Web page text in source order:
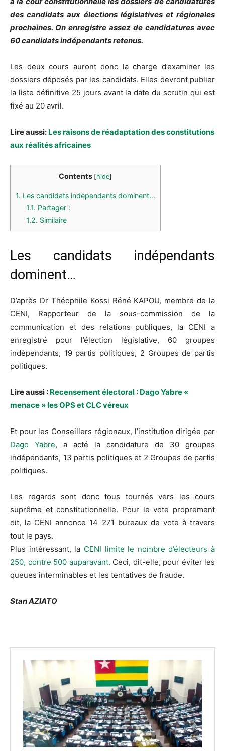
des candidats aux élections législatives et régionales
prochaines. On enregistre assez de candidatures avec
60 candidats indépendants retenus.
Les deux cours auront donc la charge d’examiner les
dossiers déposés par les candidats. Elles devront publier
la liste définitive 25 jours avant la date du scrutin qui est
fixé au 20 avril.
Lire aussi: Les raisons de réadaptation des constitutions
aux réalités africaines
Contents [hide]
1. Les candidats indépendants dominent…
1.1. Partager :
1.2. Similaire
Les candidats indépendants
dominent…
D’après Dr Théophile Kossi Réné KAPOU, membre de la
CENI, Rapporteur de la sous-commission de la
communication et des relations publiques, la CENI a
enregistré pour l’élection législative, 60 groupes
indépendants, 19 partis politiques, 2 Groupes de partis
politiques.
Lire aussi : Recensement électoral : Dago Yabre «
menace » les OPS et CLC véreux
Et pour les Conseillers régionaux, l’institution dirigée par
Dago Yabre, a acté la candidature de 30 groupes
indépendants, 13 partis politiques et 2 Groupes de partis
politiques.
Les regards sont donc tous tournés vers les cours
suprême et constitutionnelle. Pour le vote proprement
dit, la CENI annonce 14 271 bureaux de vote à travers
tout le pays.
Plus intéressant, la CENI limite le nombre d’électeurs à
250, contre 500 auparavant. Ceci, dit-elle, pour éviter les
queues interminables et les tentatives de fraude.
Stan AZIATO